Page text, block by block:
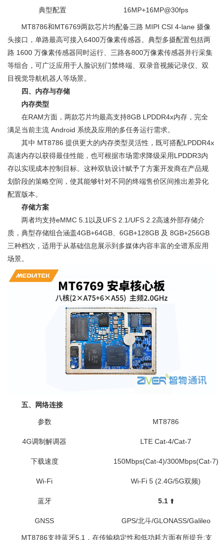
典型配置 16MP+16MP@30fps
MT8786和MT6769两款芯片均配备三路 MIPI CSI 4-lane 摄像
头接口，单路最高可接入6400万像素传感器。典型多摄配置包括两
路 1600 万像素传感器同时运行、三路各800万像素传感器并行采集
等组合，可广泛应用于人脸识别门禁终端、双录音视频记录仪、双
目视觉导航机器人等场景。
四、内存与存储
内存类型
在RAM方面，两款芯片均最高支持8GB LPDDR4x内存，完全
满足当前主流 Android 系统及应用的多任务运行需求。
其中 MT8786 提供更大的内存类型灵活性，既可搭配LPDDR4x
高速内存以获得最佳性能，也可根据市场需求降级采用LPDDR3内
存以实现成本控制目标。这种双轨设计赋予了方案开发商在产品规
划阶段的策略空间，使其能够针对不同的终端售价区间推出差异化
配置版本。
存储方案
两者均支持eMMC 5.1以及UFS 2.1/UFS 2.2高速外部存储介
质，典型存储组合涵盖4GB+64GB、6GB+128GB 及 8GB+256GB
三种档次，适用于从基础信息展示到多媒体内容丰富的全谱系应用
场景。
五、网络连接
参数 MT8786
4G调制解调器 LTE Cat-4/Cat-7
下载速度 150Mbps(Cat-4)/300Mbps(Cat-7)
Wi-Fi Wi-Fi 5 (2.4G/5G双频)
蓝牙 5.1⬆️
GNSS GPS/北斗/GLONASS/Galileo
MT8786支持蓝牙5.1，在传输稳定性和低功耗方面有所提升;支